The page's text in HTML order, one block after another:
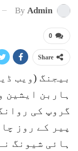
By Admin
0
Share
بیجنگ (ویب
ہاربن ایشین
گروپ کی
پیر کے روز
ہائی شیونگ